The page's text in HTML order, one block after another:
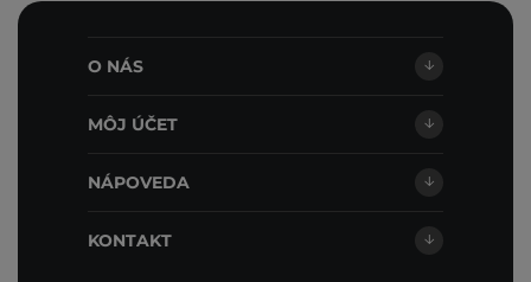
O NÁS
MÔJ ÚČET
NÁPOVEDA
KONTAKT